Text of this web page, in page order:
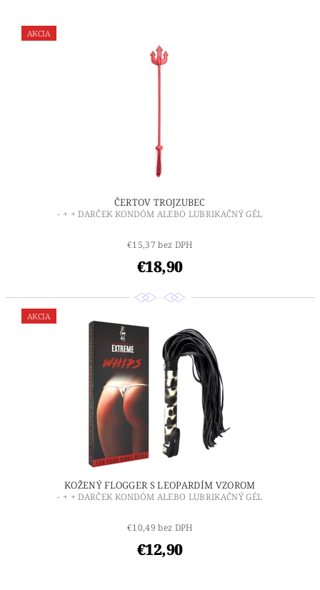
AKCIA
ČERTOV TROJZUBEC
- + + DARČEK KONDÓM ALEBO LUBRIKAČNÝ GÉL
€15,37 bez DPH
€18,90
AKCIA
KOŽENÝ FLOGGER S LEOPARDÍM VZOROM
- + + DARČEK KONDÓM ALEBO LUBRIKAČNÝ GÉL
€10,49 bez DPH
€12,90